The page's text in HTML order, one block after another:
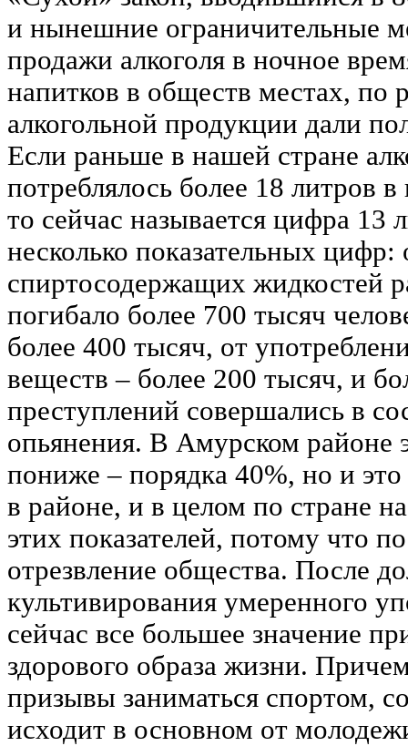
и нынешние ограничительные
продажи алкоголя в ночное
напитков в обществ местах, по
алкогольной продукции дали
Если раньше в нашей стране
потреблялось более 18 литров
то сейчас называется цифра 13
несколько показательных цифр:
спиртосодержащих жидкостей
погибало более 700 тысяч
более 400 тысяч, от
веществ – более 200 тысяч, и
преступлений совершались в
опьянения. В Амурском районе
пониже – порядка 40%, но и
в районе, и в целом по стране
этих показателей, потому что
отрезвление общества. После
культивирования умеренного
сейчас все большее значение
здорового образа жизни.
призывы заниматься спортом,
исходит в основном от